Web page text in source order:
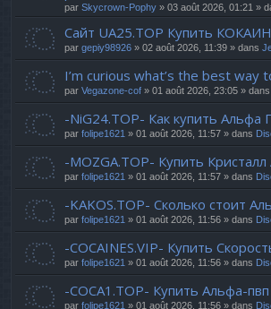
par Skycrown-Pophy » 03 août 2026, 01:21 »
Сайт UA25.TOP Купить
par gepiy98926 » 02 août 2026, 11:39 » dans
I’m curious what’s the best
par Vegazone-cof » 01 août 2026, 23:05 » dans
-NiG24.TOP- Как купить
par folipe1621 » 01 août 2026, 11:57 » dans
-MOZGA.TOP- Купить
par folipe1621 » 01 août 2026, 11:57 » dans
-KAKOS.TOP- Сколько стоит
par folipe1621 » 01 août 2026, 11:56 » dans
-COCAINES.VIP- Купить
par folipe1621 » 01 août 2026, 11:56 » dans
-COCA1.TOP- Купить Альфа-
par folipe1621 » 01 août 2026, 11:56 » dans